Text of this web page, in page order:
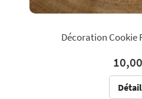
Décoration Cookie